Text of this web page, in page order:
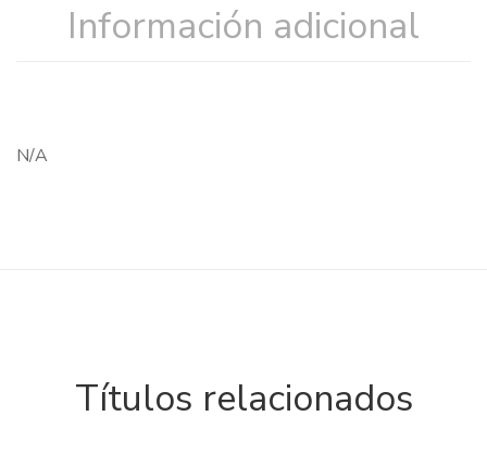
Información adicional
N/A
Títulos relacionados